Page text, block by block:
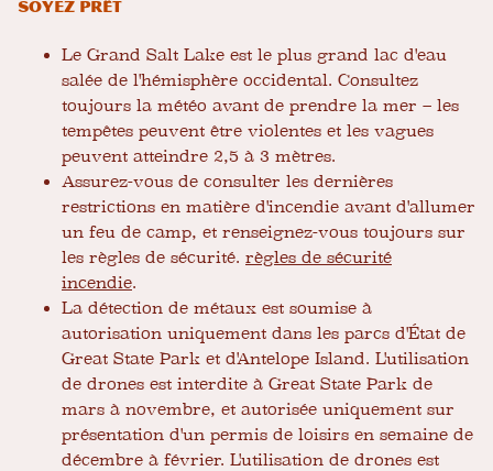
Soyez prêt
Le Grand Salt Lake est le plus grand lac d'eau
salée de l'hémisphère occidental. Consultez
toujours la météo avant de prendre la mer – les
tempêtes peuvent être violentes et les vagues
peuvent atteindre 2,5 à 3 mètres.
Assurez-vous de consulter les dernières
restrictions en matière d'incendie avant d'allumer
un feu de camp, et renseignez-vous toujours sur
les règles de sécurité. règles de sécurité
incendie.
La détection de métaux est soumise à
autorisation uniquement dans les parcs d'État de
Great State Park et d'Antelope Island. L'utilisation
de drones est interdite à Great State Park de
mars à novembre, et autorisée uniquement sur
présentation d'un permis de loisirs en semaine de
décembre à février. L'utilisation de drones est